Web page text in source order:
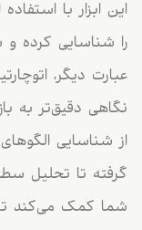
این ابزار با
را شناسایی کرده و
عبارت دیگر،
نگاهی دقیق‌تر به
از شناسایی
گرفته تا تحلیل
شما کمک می‌کند تا